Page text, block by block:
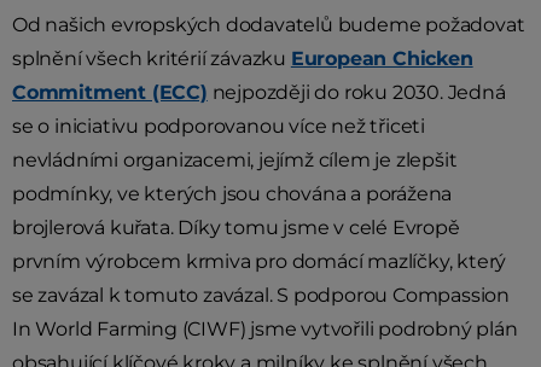
Od našich evropských dodavatelů budeme požadovat
splnění všech kritérií závazku European Chicken
Commitment (ECC) nejpozději do roku 2030. Jedná
se o iniciativu podporovanou více než třiceti
nevládními organizacemi, jejímž cílem je zlepšit
podmínky, ve kterých jsou chována a porážena
brojlerová kuřata. Díky tomu jsme v celé Evropě
prvním výrobcem krmiva pro domácí mazlíčky, který
se zavázal k tomuto zavázal. S podporou Compassion
In World Farming (CIWF) jsme vytvořili podrobný plán